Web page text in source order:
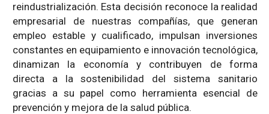
reindustrialización. Esta decisión reconoce la realidad
empresarial de nuestras compañías, que generan
empleo estable y cualificado, impulsan inversiones
constantes en equipamiento e innovación tecnológica,
dinamizan la economía y contribuyen de forma
directa a la sostenibilidad del sistema sanitario
gracias a su papel como herramienta esencial de
prevención y mejora de la salud pública.